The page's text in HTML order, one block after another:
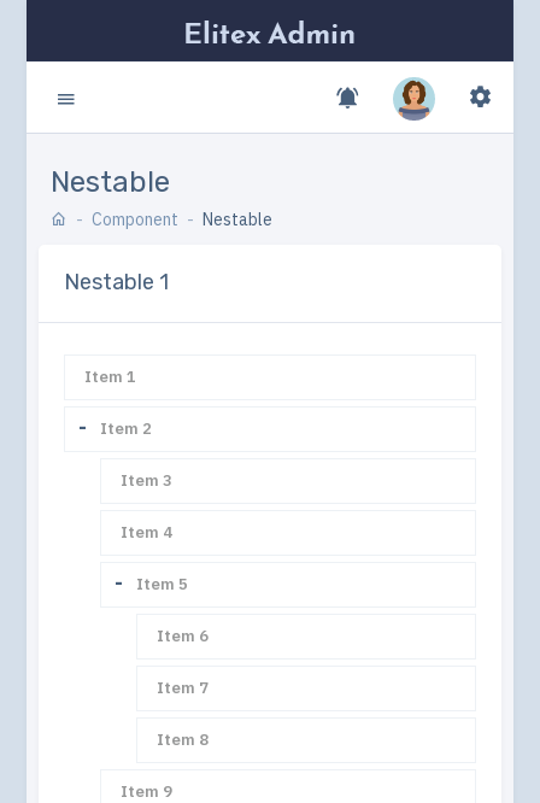
Nestable
Component Nestable
Nestable 1
Item 1
Collapse
Item 2
Item 3
Item 4
Collapse
Item 5
Item 6
Item 7
Item 8
Item 9